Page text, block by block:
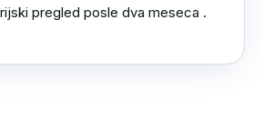
pregled posle dva meseca .